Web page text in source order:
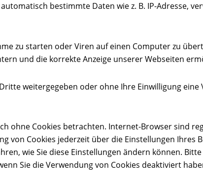
bestimmte Daten wie z. B. IP-Adresse,
zu starten oder Viren auf einen Computer zu
und die korrekte Anzeige unserer Webseiten
weitergegeben oder ohne Ihre Einwilligung
ohne Cookies betrachten. Internet-Browser sind
von Cookies jederzeit über die Einstellungen Ihres
wie Sie diese Einstellungen ändern können.
Sie die Verwendung von Cookies deaktiviert